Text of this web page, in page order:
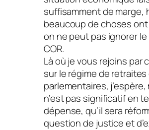
suffisamment de marge,
beaucoup de choses
on ne peut pas ignorer
COR.
Là où je vous rejoins par
sur le régime de retraites
parlementaires, j’espère,
n’est pas significatif en
dépense, qu’il sera
question de justice et